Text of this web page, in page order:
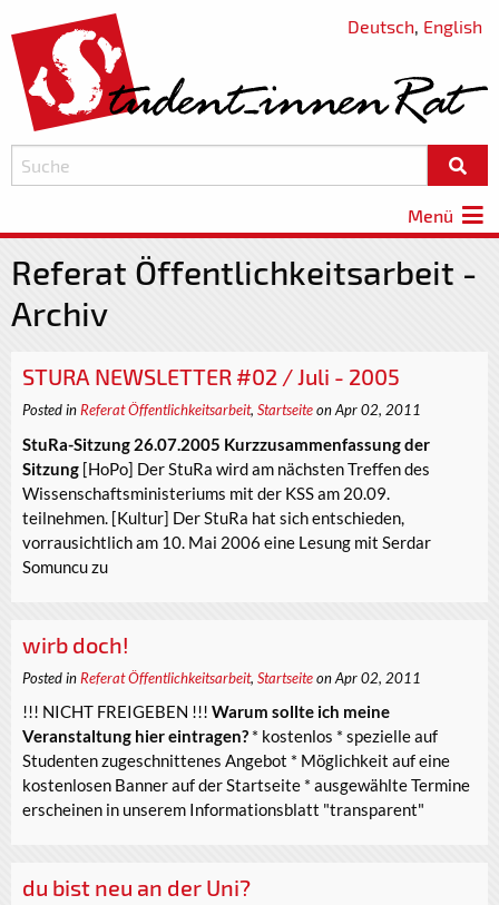
Deutsch, English
Menü
Referat Öffentlichkeitsarbeit -
Archiv
STURA NEWSLETTER #02 / Juli - 2005
Posted inReferat Öffentlichkeitsarbeit, Startseiteon Apr 02, 2011
StuRa-Sitzung 26.07.2005 Kurzzusammenfassung der
Sitzung [HoPo] Der StuRa wird am nächsten Treffen des
Wissenschaftsministeriums mit der KSS am 20.09.
teilnehmen. [Kultur] Der StuRa hat sich entschieden,
vorrausichtlich am 10. Mai 2006 eine Lesung mit Serdar
Somuncu zu
wirb doch!
Posted in Referat Öffentlichkeitsarbeit, Startseiteon Apr 02, 2011
!!! NICHT FREIGEBEN !!! Warum sollte ich meine
Veranstaltung hier eintragen? * kostenlos * spezielle auf
Studenten zugeschnittenes Angebot * Möglichkeit auf eine
kostenlosen Banner auf der Startseite * ausgewählte Termine
erscheinen in unserem Informationsblatt "transparent"
du bist neu an der Uni?